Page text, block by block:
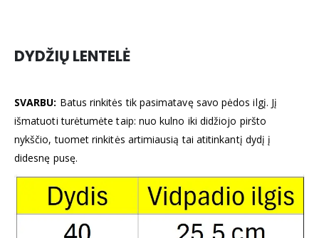
DYDŽIŲ LENTELĖ
SVARBU: Batus rinkitės tik pasimatavę savo pėdos ilgį. Jį
išmatuoti turėtumėte taip: nuo kulno iki didžiojo piršto
nykščio, tuomet rinkitės artimiausią tai atitinkantį dydį į
didesnę pusę.